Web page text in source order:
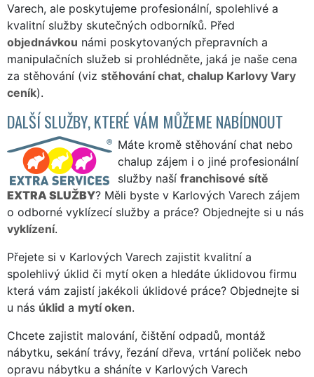
Varech, ale poskytujeme profesionální, spolehlivé a
kvalitní služby skutečných odborníků. Před
objednávkou námi poskytovaných přepravních a
manipulačních služeb si prohlédněte, jaká je naše cena
za stěhování (viz stěhování chat, chalup Karlovy Vary
ceník).
DALŠÍ SLUŽBY, KTERÉ VÁM MŮŽEME NABÍDNOUT
Máte kromě stěhování chat nebo
chalup zájem i o jiné profesionální
služby naší franchisové sítě
EXTRA SLUŽBY? Měli byste v Karlových Varech zájem
o odborné vyklízecí služby a práce? Objednejte si u nás
vyklízení.
Přejete si v Karlových Varech zajistit kvalitní a
spolehlivý úklid či mytí oken a hledáte úklidovou firmu
která vám zajistí jakékoli úklidové práce? Objednejte si
u nás úklid a mytí oken.
Chcete zajistit malování, čištění odpadů, montáž
nábytku, sekání trávy, řezání dřeva, vrtání poliček nebo
opravu nábytku a sháníte v Karlových Varech